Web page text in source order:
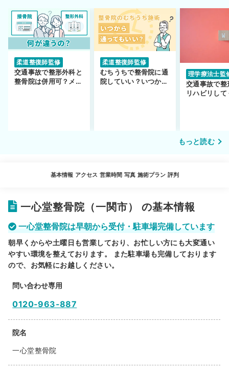
柔道整復師監修
交通事故で整形外科と
整骨院は併用可？メリ
柔道整復師監修
むちうちで整骨院に通
院していい？いつから
理学療法士監
交通事故で整
リハビリして
もっと読む
基本情報 アクセス 営業時間 写真 施術プラン 評判
一心堂整骨院（一関市） の基本情報
一心堂整骨院は早朝から受付・駐車場完備しています
朝早くからや土曜日も営業しており、お忙しい方にも大変通い
やすい環境を整えております。 また駐車場も完備しております
ので、お気軽にお越しください。
問い合わせ専用
0120-963-887
院名
一心堂整骨院